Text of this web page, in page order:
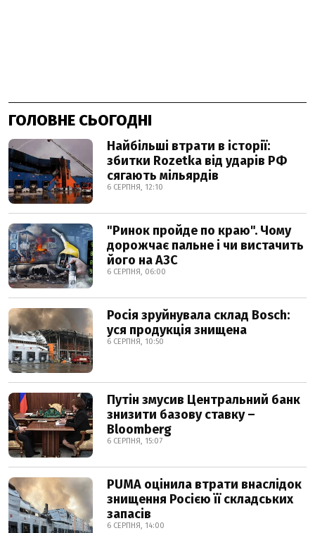
ГОЛОВНЕ СЬОГОДНІ
Найбільші втрати в історії:
збитки Rozetka від ударів РФ
сягають мільярдів
6 СЕРПНЯ, 12:10
"Ринок пройде по краю". Чому
дорожчає пальне і чи вистачить
його на АЗС
6 СЕРПНЯ, 06:00
Росія зруйнувала склад Bosch:
уся продукція знищена
6 СЕРПНЯ, 10:50
Путін змусив Центральний банк
знизити базову ставку –
Bloomberg
6 СЕРПНЯ, 15:07
PUMA оцінила втрати внаслідок
знищення Росією її складських
запасів
6 СЕРПНЯ, 14:00